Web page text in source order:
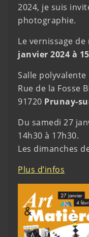
2024, je suis
photographie.
Le vernissage
janvier 2024 à
Salle polyvalente
Rue de la Fosse
91720 Prunay-
Du samedi 27
14h30 à 17h30.
Les dimanches
Plus d’infos